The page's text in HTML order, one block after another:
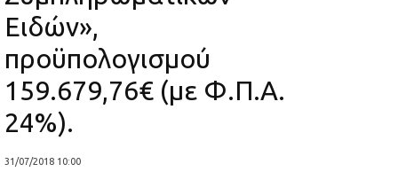
Ειδών»,
προϋπολογισμού
159.679,76€ (με Φ.Π.Α.
24%).
31/07/2018 10:00